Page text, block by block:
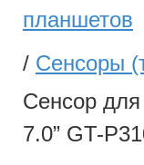
планшетов
/ Сенсоры
Сенсор
7.0” GT-